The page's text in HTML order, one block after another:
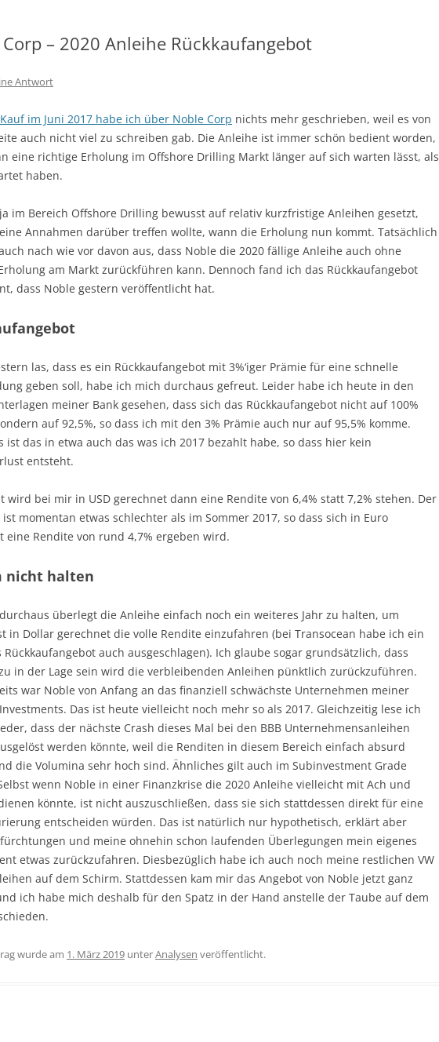
– 2020 Anleihe Rückkaufangebot
Antwort
Kauf im Juni 2017 habe ich über Noble Corp nichts mehr geschrieben, weil es von
auch nicht viel zu schreiben gab. Die Anleihe ist immer schön bedient worden,
eine richtige Erholung im Offshore Drilling Markt länger auf sich warten lässt, als
haben.
im Bereich Offshore Drilling bewusst auf relativ kurzfristige Anleihen gesetzt,
Annahmen darüber treffen wollte, wann die Erholung nun kommt. Tatsächlich
nach wie vor davon aus, dass Noble die 2020 fällige Anleihe auch ohne
am Markt zurückführen kann. Dennoch fand ich das Rückkaufangebot
dass Noble gestern veröffentlicht hat.
las, dass es ein Rückkaufangebot mit 3%‘iger Prämie für eine schnelle
geben soll, habe ich mich durchaus gefreut. Leider habe ich heute in den
meiner Bank gesehen, dass sich das Rückkaufangebot nicht auf 100%
auf 92,5%, so dass ich mit den 3% Prämie auch nur auf 95,5% komme.
ist das in etwa auch das was ich 2017 bezahlt habe, so dass hier kein
entsteht.
wird bei mir in USD gerechnet dann eine Rendite von 6,4% statt 7,2% stehen. Der
ist momentan etwas schlechter als im Sommer 2017, so dass sich in Euro
eine Rendite von rund 4,7% ergeben wird.
nicht halten
überlegt die Anleihe einfach noch ein weiteres Jahr zu halten, um
in Dollar gerechnet die volle Rendite einzufahren (bei Transocean habe ich ein
Rückkaufangebot auch ausgeschlagen). Ich glaube sogar grundsätzlich, dass
in der Lage sein wird die verbleibenden Anleihen pünktlich zurückzuführen.
war Noble von Anfang an das finanziell schwächste Unternehmen meiner
Das ist heute vielleicht noch mehr so als 2017. Gleichzeitig lese ich
dass der nächste Crash dieses Mal bei den BBB Unternehmensanleihen
werden könnte, weil die Renditen in diesem Bereich einfach absurd
die Volumina sehr hoch sind. Ähnliches gilt auch im Subinvestment Grade
wenn Noble in einer Finanzkrise die 2020 Anleihe vielleicht mit Ach und
könnte, ist nicht auszuschließen, dass sie sich stattdessen direkt für eine
entscheiden würden. Das ist natürlich nur hypothetisch, erklärt aber
und meine ohnehin schon laufenden Überlegungen mein eigenes
etwas zurückzufahren. Diesbezüglich habe ich auch noch meine restlichen VW
auf dem Schirm. Stattdessen kam mir das Angebot von Noble jetzt ganz
ich habe mich deshalb für den Spatz in der Hand anstelle der Taube auf dem
wurde am 1. März 2019 unterAnalysen veröffentlicht.